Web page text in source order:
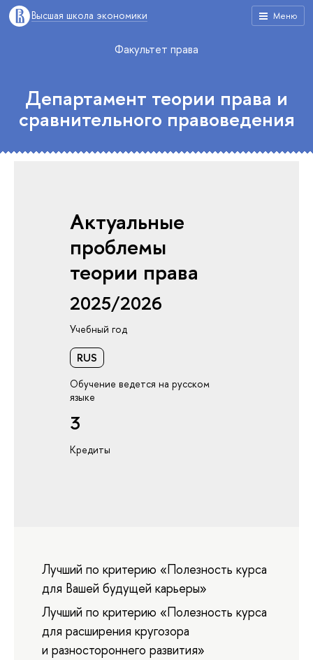
Меню
Высшая школа экономики
Факультет права
Департамент теории права и
сравнительного правоведения
Актуальные
проблемы
теории права
2025/2026
Учебный год
RUS
Обучение ведется на русском
языке
3
Кредиты
Лучший по критерию «Полезность курса
для Вашей будущей карьеры»
Лучший по критерию «Полезность курса
для расширения кругозора
и разностороннего развития»